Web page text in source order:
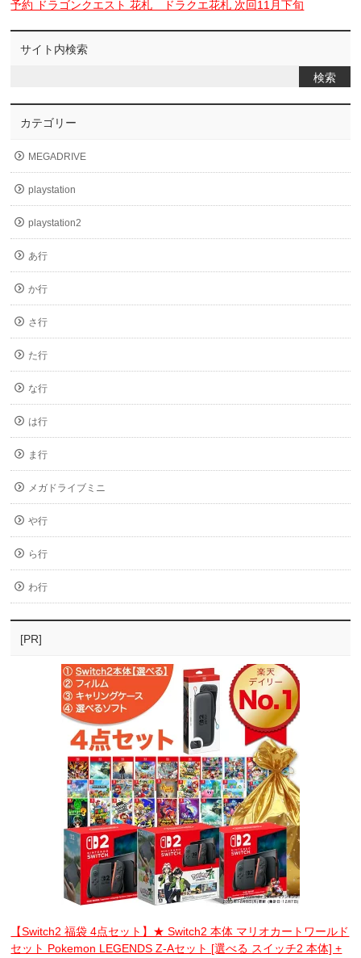
予約 ドラゴンクエスト 花札 ドラクエ花札 次回11月下旬
サイト内検索
カテゴリー
MEGADRIVE
playstation
playstation2
あ行
か行
さ行
た行
な行
は行
ま行
メガドライブミニ
や行
ら行
わ行
[PR]
【Switch2 福袋 4点セット】★ Switch2 本体 マリオカートワールド
セット Pokemon LEGENDS Z-Aセット [選べる スイッチ2 本体] +